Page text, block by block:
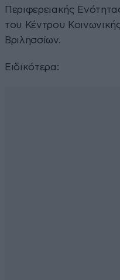
Περιφερειακής
του Κέντρου
Βριλησσίων.
Ειδικότερα: